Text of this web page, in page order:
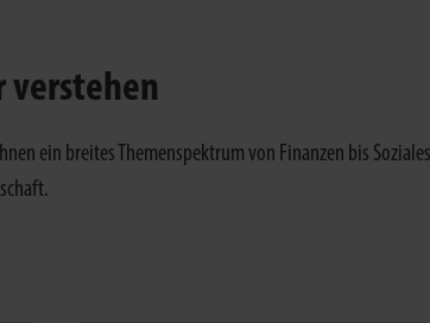
verstehen
ein breites Themenspektrum von Finanzen bis